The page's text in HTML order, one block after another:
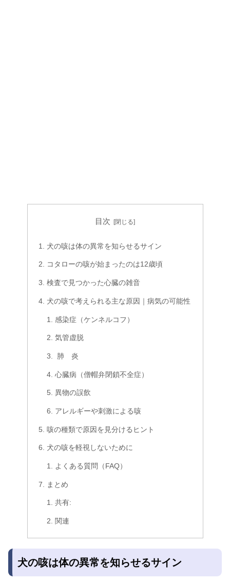
目次
犬の咳は体の異常を知らせるサイン
コタローの咳が始まったのは12歳頃
検査で見つかった心臓の雑音
犬の咳で考えられる主な原因｜病気の可能性
感染症（ケンネルコフ）
気管虚脱
肺 炎
心臓病（僧帽弁閉鎖不全症）
異物の誤飲
アレルギーや刺激による咳
咳の種類で原因を見分けるヒント
犬の咳を軽視しないために
よくある質問（FAQ）
まとめ
共有:
関連
犬の咳は体の異常を知らせるサイン